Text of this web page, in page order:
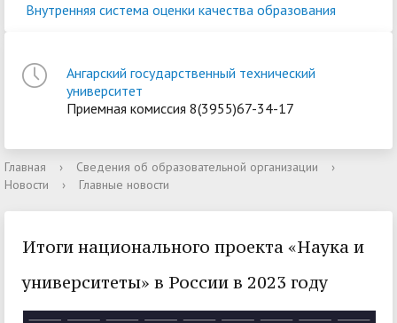
Внутренняя система оценки качества образования
Ангарский государственный технический
университет
Приемная комиссия 8(3955)67-34-17
Главная › Сведения об образовательной организации
›
Новости
› Главные новости
Итоги национального проекта «Наука и
университеты» в России в 2023 году